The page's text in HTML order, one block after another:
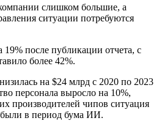
слишком большие, а
ситуации потребуются
после публикации отчета, с
более 42%.
на $24 млрд с 2020 по 2023
персонала выросло на 10%,
производителей чипов ситуация
в период бума ИИ.